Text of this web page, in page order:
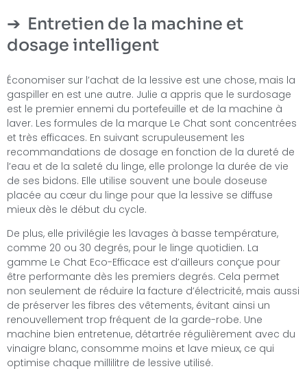
Entretien de la machine et
dosage intelligent
Économiser sur l’achat de la lessive est une chose, mais la
gaspiller en est une autre. Julie a appris que le surdosage
est le premier ennemi du portefeuille et de la machine à
laver. Les formules de la marque Le Chat sont concentrées
et très efficaces. En suivant scrupuleusement les
recommandations de dosage en fonction de la dureté de
l’eau et de la saleté du linge, elle prolonge la durée de vie
de ses bidons. Elle utilise souvent une boule doseuse
placée au cœur du linge pour que la lessive se diffuse
mieux dès le début du cycle.
De plus, elle privilégie les lavages à basse température,
comme 20 ou 30 degrés, pour le linge quotidien. La
gamme Le Chat Eco-Efficace est d’ailleurs conçue pour
être performante dès les premiers degrés. Cela permet
non seulement de réduire la facture d’électricité, mais aussi
de préserver les fibres des vêtements, évitant ainsi un
renouvellement trop fréquent de la garde-robe. Une
machine bien entretenue, détartrée régulièrement avec du
vinaigre blanc, consomme moins et lave mieux, ce qui
optimise chaque millilitre de lessive utilisé.